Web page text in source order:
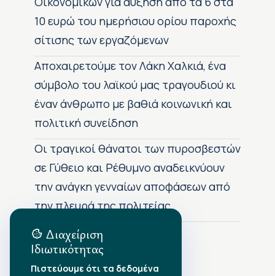
10 ευρώ του ημερήσιου ορίου παροχής
σίτισης των εργαζόμενων
Αποχαιρετούμε τον Λάκη Χαλκιά, ένα
σύμβολο του λαϊκού μας τραγουδιού κι
έναν άνθρωπο με βαθιά κοινωνική και
πολιτική συνείδηση
Οι τραγικοί θάνατοι των πυροσβεστών
σε Γύθειο και Ρέθυμνο αναδεικνύουν
την ανάγκη γενναίων αποφάσεων από
την πλευρά της πολιτείας
Αρχείο Δημοσιεύσεων
Διαχείριση
Ιδιωτικότητας
Πιστεύουμε ότι τα δεδομένα